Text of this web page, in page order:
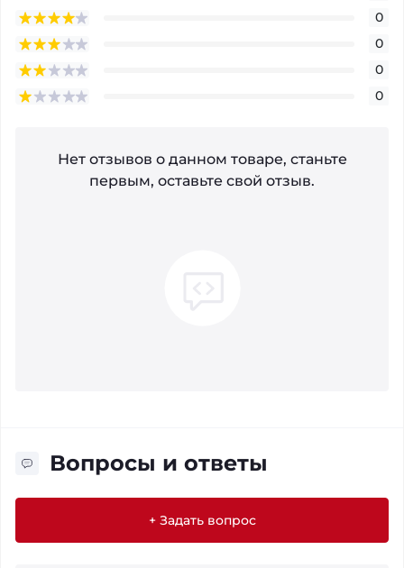
0
0
0
0
Нет отзывов о данном товаре, станьте
первым, оставьте свой отзыв.
Вопросы и ответы
+ Задать вопрос